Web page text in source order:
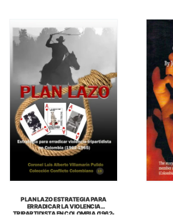
PLAN LAZO ESTRATEGIA PARA
ERRADICAR LA VIOLENCIA
TRIPARTIDISTA EN COLOMBIA (1962-